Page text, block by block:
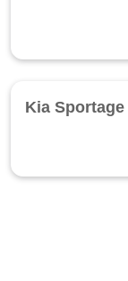
Kia Sportage